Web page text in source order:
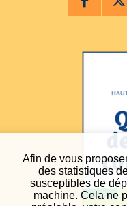
Afin de vous
des statistiques
susceptibles de
machine. Cela ne